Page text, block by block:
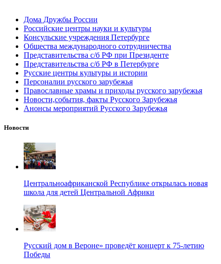
Дома Дружбы России
Российские центры науки и культуры
Консульские учреждения Петербурге
Общества международного сотрудничества
Представительства с/б РФ при Президенте
Представительства с/б РФ в Петербурге
Русские центры культуры и истории
Персоналии русского зарубежья
Православные храмы и приходы русского зарубежья
Новости,события, факты Русского Зарубежья
Анонсы мероприятий Русского Зарубежья
Новости
Центральноафриканской Республике открылась новая
школа для детей Центральной Африки
Русский дом в Вероне» проведёт концерт к 75-летию
Победы